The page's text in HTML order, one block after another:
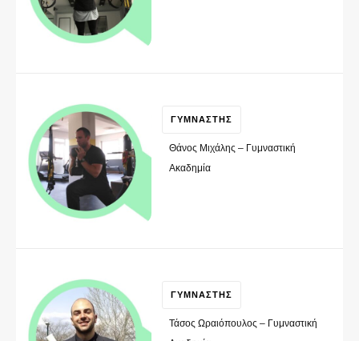
ΓΥΜΝΑΣΤΗΣ
Θάνος Μιχάλης – Γυμναστική
Ακαδημία
ΓΥΜΝΑΣΤΗΣ
Τάσος Ωραιόπουλος – Γυμναστική